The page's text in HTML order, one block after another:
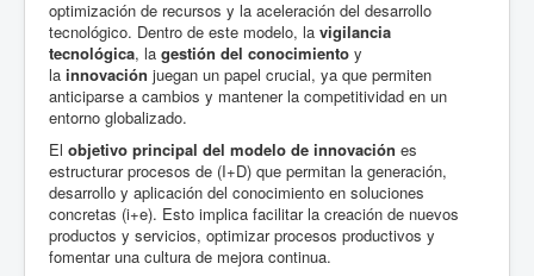
optimización de recursos y la aceleración del desarrollo
tecnológico. Dentro de este modelo, la vigilancia
tecnológica, la gestión del conocimiento y
la innovación juegan un papel crucial, ya que permiten
anticiparse a cambios y mantener la competitividad en un
entorno globalizado.
El objetivo principal del modelo de innovación es
estructurar procesos de (I+D) que permitan la generación,
desarrollo y aplicación del conocimiento en soluciones
concretas (i+e). Esto implica facilitar la creación de nuevos
productos y servicios, optimizar procesos productivos y
fomentar una cultura de mejora continua.